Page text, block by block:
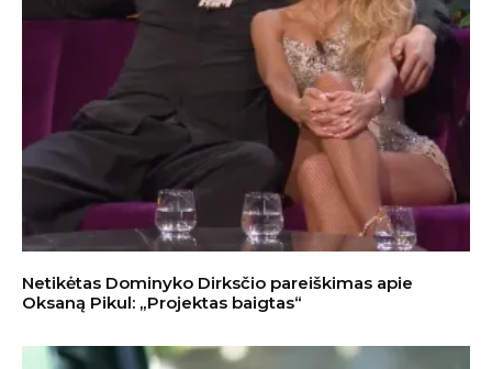
Netikėtas Dominyko Dirksčio pareiškimas apie
Oksaną Pikul: „Projektas baigtas“